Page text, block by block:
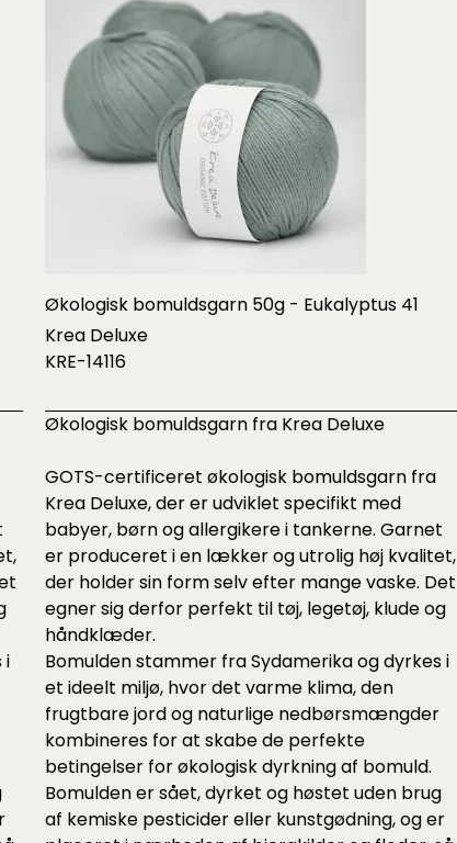
i
Økologisk bomuldsgarn 50g - Eukalyptus 41
Krea Deluxe
KRE-14116
Økologisk bomuldsgarn fra Krea Deluxe
GOTS-certificeret økologisk bomuldsgarn fra
Krea Deluxe, der er udviklet specifikt med
babyer, børn og allergikere i tankerne. Garnet
er produceret i en lækker og utrolig høj kvalitet,
der holder sin form selv efter mange vaske. Det
egner sig derfor perfekt til tøj, legetøj, klude og
håndklæder.
Bomulden stammer fra Sydamerika og dyrkes i
et ideelt miljø, hvor det varme klima, den
frugtbare jord og naturlige nedbørsmængder
kombineres for at skabe de perfekte
betingelser for økologisk dyrkning af bomuld.
Bomulden er sået, dyrket og høstet uden brug
af kemiske pesticider eller kunstgødning, og er